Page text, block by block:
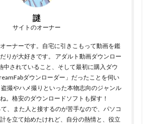
謎
サイトのオーナー
ーナーです。自宅に引きこもって動画を鑑
りが大好きです。 アダルト動画ダウンロー
中されていること、そして最初に購入ダウ
ダウンローダー」だったことを伺い
撮やハメ撮りといった本物志向のジャンル
。格安のダウンロードソフトも探す！
て、また人と接するのが苦手なので、パソコ
を立て始めたけれど、自分の熱情と、役立